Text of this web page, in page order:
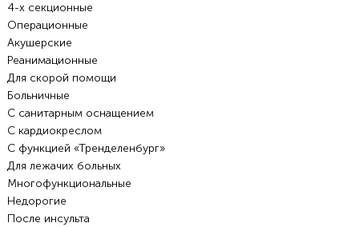
4-х секционные
Операционные
Акушерские
Реанимационные
Для скорой помощи
Больничные
С санитарным оснащением
С кардиокреслом
С функцией «Тренделенбург»
Для лежачих больных
Многофункциональные
Недорогие
После инсульта